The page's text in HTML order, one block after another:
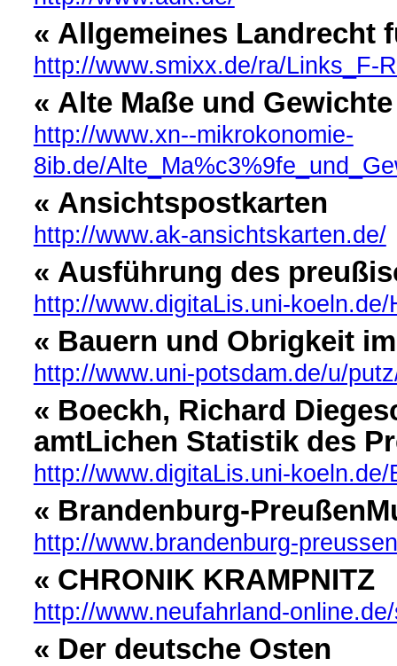
« Allgemeines Landrecht
http://www.smixx.de/ra/Links_F-
« Alte Maße und Gewichte
http://www.xn--mikrokonomie-
8ib.de/
« Ansichtspostkarten
http://www.ak-ansichtskarten.de/
« Ausführung des
http://www.digitaLis.uni-
« Bauern und Obrigkeit
http://www.uni-potsdam.de/u/
« Boeckh, Richard
amtLichen Statistik des
http://www.digitaLis.uni-
« Brandenburg-
http://www.brandenburg-
« CHRONIK KRAMPNITZ
http://www.neufahrland-
« Der deutsche Osten